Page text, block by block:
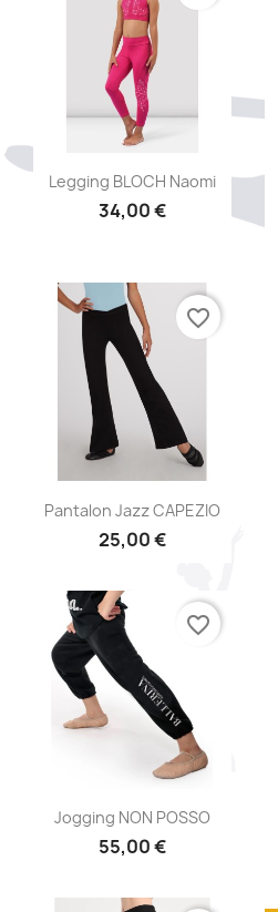
Aperçu rapide
Legging BLOCH Naomi
34,00 €
Aperçu rapide
Pantalon Jazz CAPEZIO
25,00 €
favorite_border
Aperçu rapide
Jogging NON POSSO
55,00 €
favorite_border